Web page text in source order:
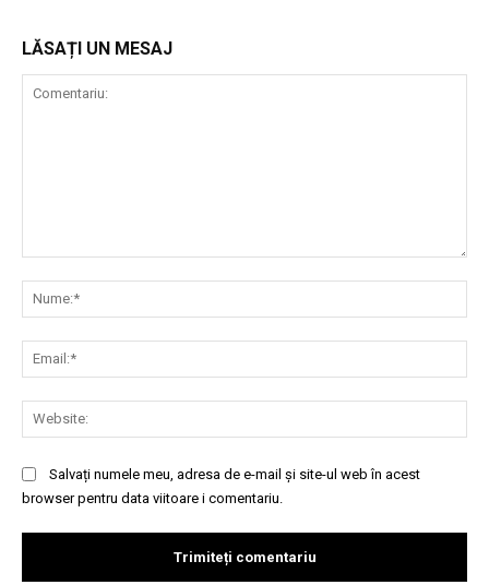
LĂSAȚI UN MESAJ
Salvați numele meu, adresa de e-mail și site-ul web în acest
browser pentru data viitoare i comentariu.